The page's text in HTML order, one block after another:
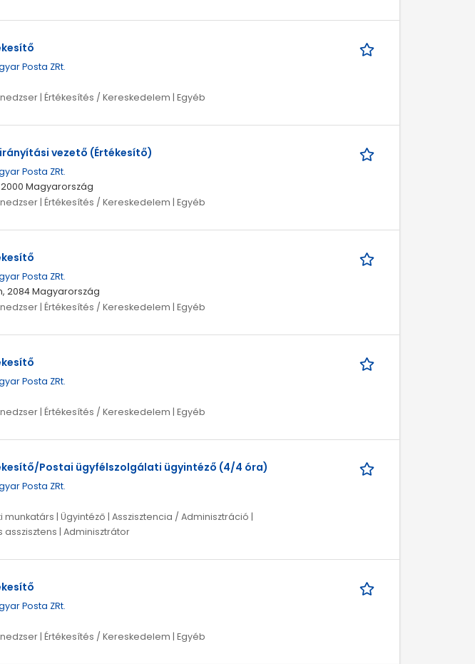
Posta ZRt.
| Értékesítés / Kereskedelem | Egyéb
vezető (Értékesítő)
Posta ZRt.
Magyarország
| Értékesítés / Kereskedelem | Egyéb
Posta ZRt.
2084 Magyarország
| Értékesítés / Kereskedelem | Egyéb
Posta ZRt.
| Értékesítés / Kereskedelem | Egyéb
Postai ügyfélszolgálati ügyintéző (4/4 óra)
Posta ZRt.
| Ügyintéző | Asszisztencia / Adminisztráció |
asszisztens | Adminisztrátor
Posta ZRt.
| Értékesítés / Kereskedelem | Egyéb